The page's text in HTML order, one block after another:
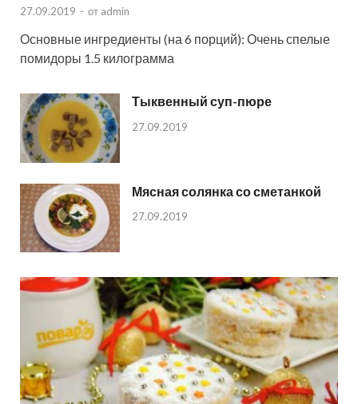
27.09.2019 - от admin
Основные ингредиенты (на 6 порций): Очень спелые
помидоры 1.5 килограмма
Тыквенный суп-пюре
27.09.2019
Мясная солянка со сметанкой
27.09.2019